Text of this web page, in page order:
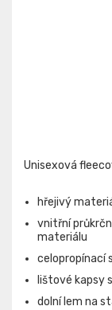
Unisexová
hřejivý
vnitřní
materiálu
celopropínací
lištové kapsy
dolní lem na